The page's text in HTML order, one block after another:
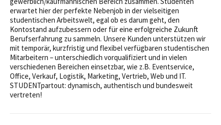
erwartet hier der perfekte Nebenjob in der vielseitigen
studentischen Arbeitswelt, egal ob es darum geht, den
Kontostand aufzubessern oder für eine erfolgreiche Zukunft
Berufserfahrung zu sammeln. Unsere Kunden unterstützen wir
mit temporär, kurzfristig und flexibel verfügbaren studentischen
Mitarbeitern – unterschiedlich vorqualifiziert und in vielen
verschiedenen Bereichen einsetzbar, wie z.B. Eventservice,
Office, Verkauf, Logistik, Marketing, Vertrieb, Web und IT.
STUDENTpartout: dynamisch, authentisch und bundesweit
vertreten!